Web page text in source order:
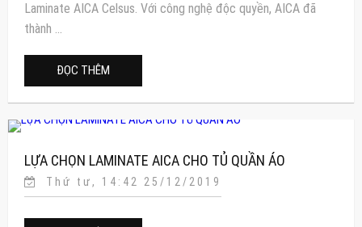
Laminate AICA Celsus. Với công nghệ độc quyền, AICA đã
thành ...
ĐỌC THÊM
LỰA CHỌN LAMINATE AICA CHO TỦ QUẦN ÁO
Thứ tư, 14:42 25/12/2019